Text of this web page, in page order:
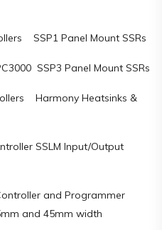
SSP1 Panel Mount SSRs
SSP3 Panel Mount SSRs
Harmony Heatsinks &
SSLM Input/Output
and Programmer
and 45mm width